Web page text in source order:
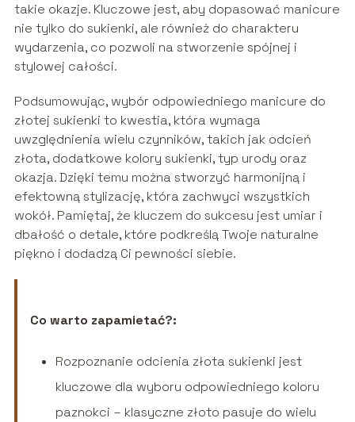
takie okazje. Kluczowe jest, aby dopasować manicure
nie tylko do sukienki, ale również do charakteru
wydarzenia, co pozwoli na stworzenie spójnej i
stylowej całości.
Podsumowując, wybór odpowiedniego manicure do
złotej sukienki to kwestia, która wymaga
uwzględnienia wielu czynników, takich jak odcień
złota, dodatkowe kolory sukienki, typ urody oraz
okazja. Dzięki temu można stworzyć harmonijną i
efektowną stylizację, która zachwyci wszystkich
wokół. Pamiętaj, że kluczem do sukcesu jest umiar i
dbałość o detale, które podkreślą Twoje naturalne
piękno i dodadzą Ci pewności siebie.
Co warto zapamietać?:
Rozpoznanie odcienia złota sukienki jest
kluczowe dla wyboru odpowiedniego koloru
paznokci – klasyczne złoto pasuje do wielu